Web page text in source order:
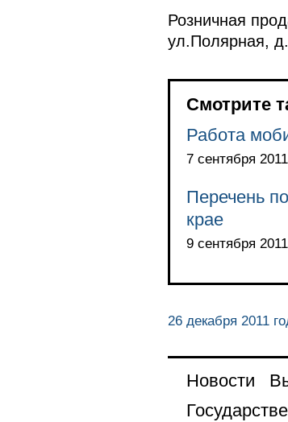
Розничная
ул.Полярная,
Смотрите
Работа
7 сентября
Перечень
крае
9 сентября
26 декабря 2011
Новости